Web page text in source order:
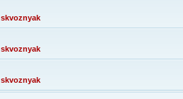
skvoznyak
skvoznyak
skvoznyak